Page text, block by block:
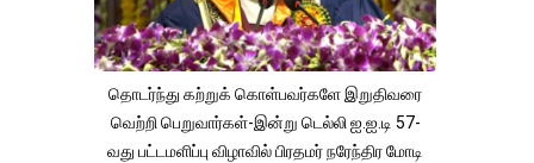
தொடர்ந்து கற்றுக் கொள்பவர்களே இறுதிவரை
வெற்றி பெறுவார்கள்-இன்று டெல்லி ஐ.ஐ.டி 57-
வது பட்டமளிப்பு விழாவில் பிரதமர் நரேந்திர மோடி